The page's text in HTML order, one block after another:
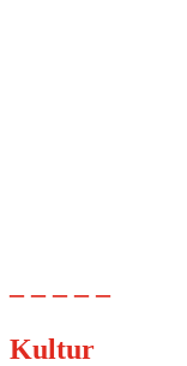
– – – – –
Kultur